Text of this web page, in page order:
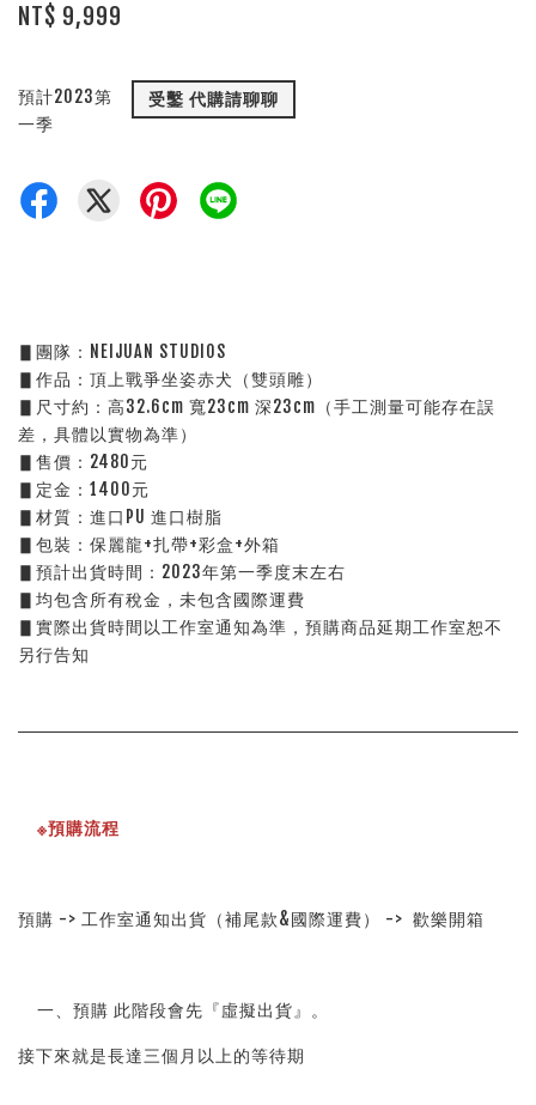
NT$ 9,999
預計2023第
一季
受鑿 代購請聊聊
▋團隊：NEIJUAN STUDIOS
▋作品：頂上戰爭坐姿赤犬（雙頭雕）
▋尺寸約：高32.6cm 寬23cm 深23cm（手工測量可能存在誤
差，具體以實物為準）
▋售價：2480元
▋定金：1400元
▋材質：進口PU 進口樹脂
▋包裝：保麗龍+扎帶+彩盒+外箱
▋預計出貨時間：2023年第一季度末左右
▋均包含所有稅金，未包含國際運費
▋實際出貨時間以工作室通知為準，預購商品延期工作室恕不
另行告知
※預購流程
預購 -> 工作室通知出貨（補尾款&國際運費） ->  歡樂開箱
一、預購 此階段會先『虛擬出貨』。
接下來就是長達三個月以上的等待期